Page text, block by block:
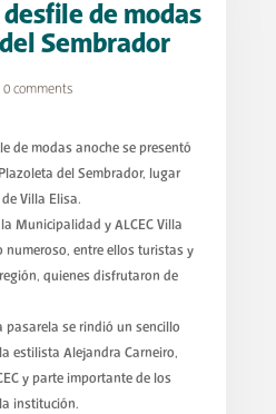
de modas
Sembrador
0 comments
de modas anoche se presentó
del Sembrador, lugar
Villa Elisa.
Municipalidad y ALCEC Villa
numeroso, entre ellos turistas y
quienes disfrutaron de
pasarela se rindió un sencillo
estilista Alejandra Carneiro,
y parte importante de los
institución.